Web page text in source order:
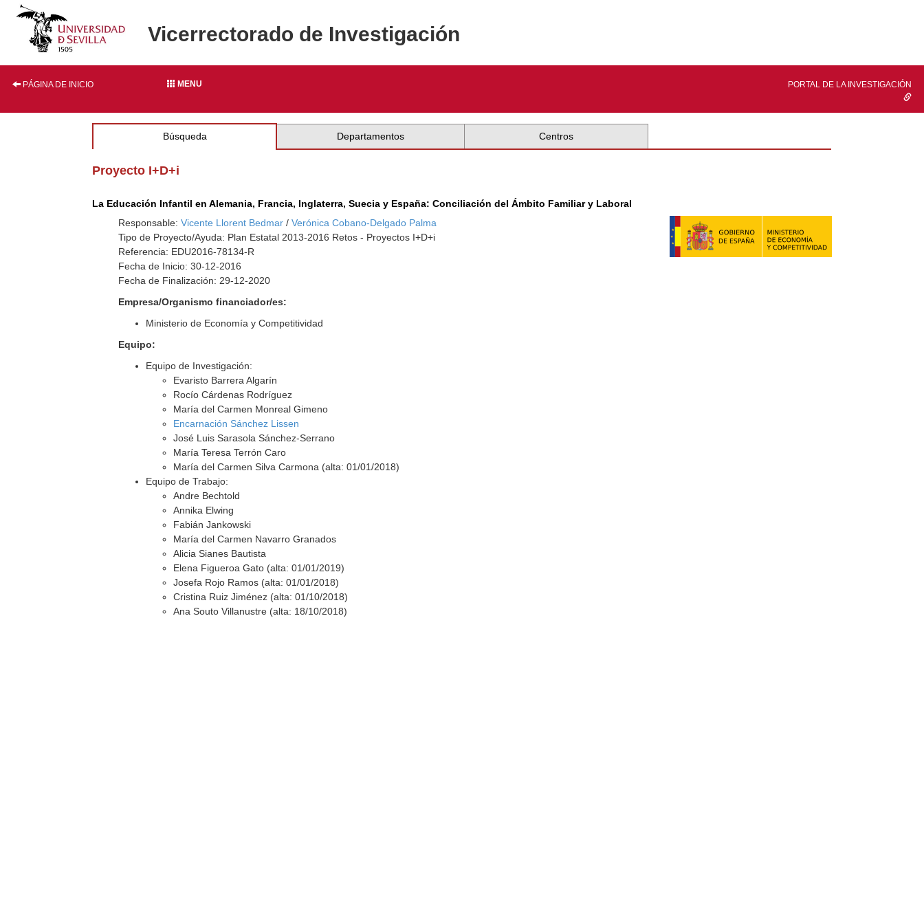
Vicerrectorado de Investigación
PÁGINA DE INICIO MENU PORTAL DE LA INVESTIGACIÓN
Búsqueda Departamentos Centros
Proyecto I+D+i
La Educación Infantil en Alemania, Francia, Inglaterra, Suecia y España: Conciliación del Ámbito Familiar y Laboral
Responsable:Vicente Llorent Bedmar /Verónica Cobano-Delgado Palma
Tipo de Proyecto/Ayuda: Plan Estatal 2013-2016 Retos - Proyectos I+D+i
Referencia: EDU2016-78134-R
Fecha de Inicio: 30-12-2016
Fecha de Finalización: 29-12-2020
Empresa/Organismo financiador/es:
Ministerio de Economía y Competitividad
Equipo:
Equipo de Investigación:
Evaristo Barrera Algarín
Rocío Cárdenas Rodríguez
María del Carmen Monreal Gimeno
Encarnación Sánchez Lissen
José Luis Sarasola Sánchez-Serrano
María Teresa Terrón Caro
María del Carmen Silva Carmona (alta: 01/01/2018)
Equipo de Trabajo:
Andre Bechtold
Annika Elwing
Fabián Jankowski
María del Carmen Navarro Granados
Alicia Sianes Bautista
Elena Figueroa Gato (alta: 01/01/2019)
Josefa Rojo Ramos (alta: 01/01/2018)
Cristina Ruiz Jiménez (alta: 01/10/2018)
Ana Souto Villanustre (alta: 18/10/2018)